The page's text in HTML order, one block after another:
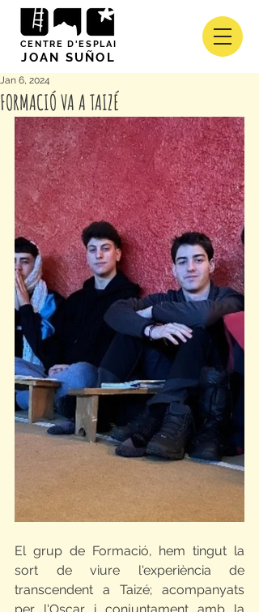
CENTRE D'ESPLAI
JOAN SUÑOL
FORMACIÓ VA A TAIZÉ
Jan 6, 2024
El grup de Formació, hem tingut la
sort de viure l'experiència de
transcendent a Taizé; acompanyats